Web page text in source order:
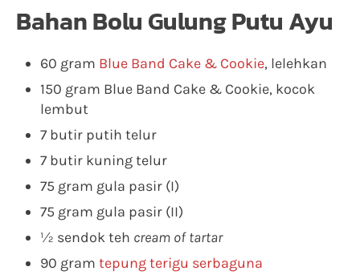
Bahan Bolu Gulung Putu Ayu
60 gram Blue Band Cake & Cookie, lelehkan
150 gram Blue Band Cake & Cookie, kocok
lembut
7 butir putih telur
7 butir kuning telur
75 gram gula pasir (I)
75 gram gula pasir (II)
½ sendok teh cream of tartar
90 gram tepung terigu serbaguna